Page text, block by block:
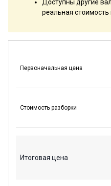
Доступны другие
реальная
Первоначальная цена
Стоимость разборки
Итоговая цена